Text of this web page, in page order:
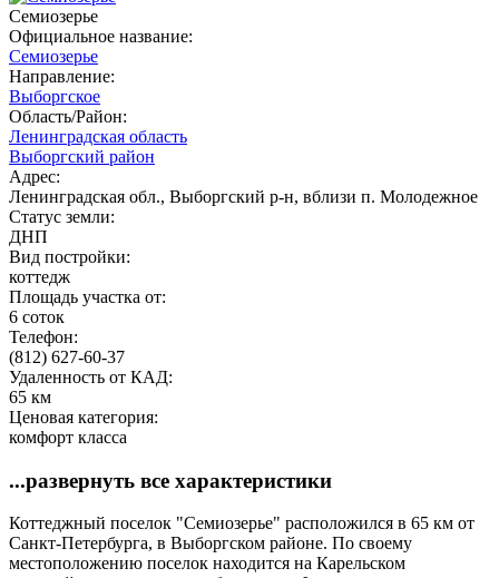
Семиозерье
Официальное название:
Семиозерье
Направление:
Выборгское
Область/Район:
Ленинградская область
Выборгский район
Адрес:
Ленинградская обл., Выборгский р-н, вблизи п. Молодежное
Статус земли:
ДНП
Вид постройки:
коттедж
Площадь участка от:
6 соток
Телефон:
(812) 627-60-37
Удаленность от КАД:
65 км
Ценовая категория:
комфорт класса
...развернуть все характеристики
Коттеджный поселок "Семиозерье" расположился в 65 км от
Санкт-Петербурга, в Выборгском районе. По своему
местоположению поселок находится на Карельском